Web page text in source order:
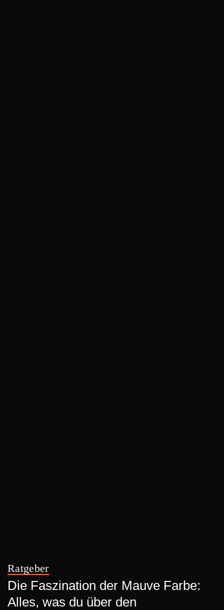
Ratgeber
Die Faszination der Mauve Farbe:
Alles, was du über den